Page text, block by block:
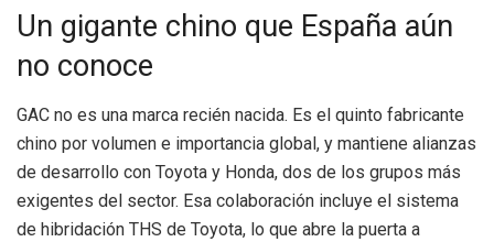
Un gigante chino que España aún
no conoce
GAC no es una marca recién nacida. Es el quinto fabricante
chino por volumen e importancia global, y mantiene alianzas
de desarrollo con Toyota y Honda, dos de los grupos más
exigentes del sector. Esa colaboración incluye el sistema
de hibridación THS de Toyota, lo que abre la puerta a